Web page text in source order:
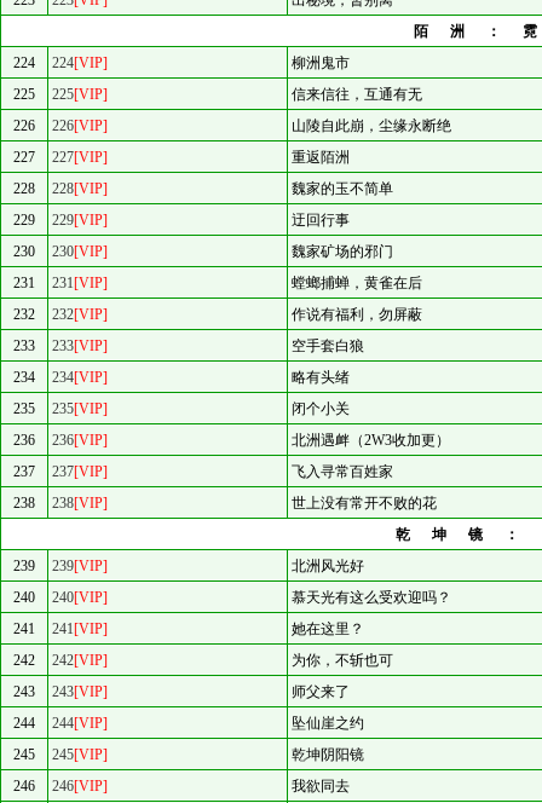
陌洲：
224
224[VIP]
柳洲鬼市
225
225[VIP]
信来信往，互通有无
226
226[VIP]
山陵自此崩，尘缘永断绝
227
227[VIP]
重返陌洲
228
228[VIP]
魏家的玉不简单
229
229[VIP]
迂回行事
230
230[VIP]
魏家矿场的邪门
231
231[VIP]
螳螂捕蝉，黄雀在后
232
232[VIP]
作说有福利，勿屏蔽
233
233[VIP]
空手套白狼
234
234[VIP]
略有头绪
235
235[VIP]
闭个小关
236
236[VIP]
北洲遇衅（2W3收加更）
237
237[VIP]
飞入寻常百姓家
238
238[VIP]
世上没有常开不败的花
乾坤镜
239
239[VIP]
北洲风光好
240
240[VIP]
慕天光有这么受欢迎吗？
241
241[VIP]
她在这里？
242
242[VIP]
为你，不斩也可
243
243[VIP]
师父来了
244
244[VIP]
坠仙崖之约
245
245[VIP]
乾坤阴阳镜
246
246[VIP]
我欲同去